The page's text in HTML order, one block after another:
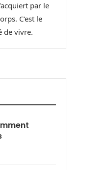
par le
C'est le
de vivre.